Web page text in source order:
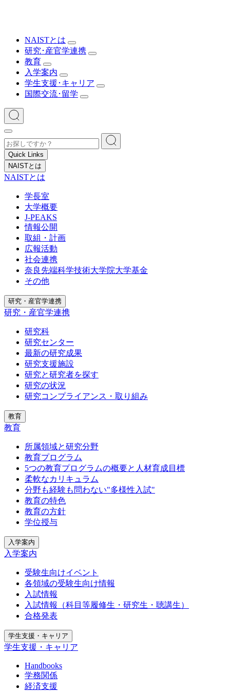
NAISTとは
研究･産官学連携
教育
入学案内
学生支援･キャリア
国際交流･留学
Quick Links
NAISTとは
NAISTとは
学長室
大学概要
J-PEAKS
情報公開
取組・計画
広報活動
社会連携
奈良先端科学技術大学院大学基金
その他
研究・産官学連携
研究・産官学連携
研究科
研究センター
最新の研究成果
研究支援施設
研究と研究者を探す
研究の状況
研究コンプライアンス・取り組み
教育
教育
所属領域と研究分野
教育プログラム
5つの教育プログラムの概要と人材育成目標
柔軟なカリキュラム
分野も経験も問わない"多様性入試"
教育の特色
教育の方針
学位授与
入学案内
入学案内
受験生向けイベント
各領域の受験生向け情報
入試情報
入試情報（科目等履修生・研究生・聴講生）
合格発表
学生支援・キャリア
学生支援・キャリア
Handbooks
学務関係
経済支援